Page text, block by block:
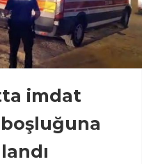
imdat
boşluğuna